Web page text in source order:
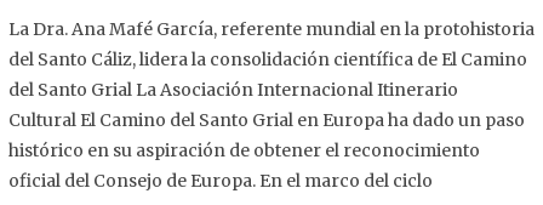
8
2
2
La Dra. Ana Mafé García, referente mundial en la protohistoria
del Santo Cáliz, lidera la consolidación científica de El Camino
del Santo Grial La Asociación Internacional Itinerario
Cultural El Camino del Santo Grial en Europa ha dado un paso
histórico en su aspiración de obtener el reconocimiento
oficial del Consejo de Europa. En el marco del ciclo